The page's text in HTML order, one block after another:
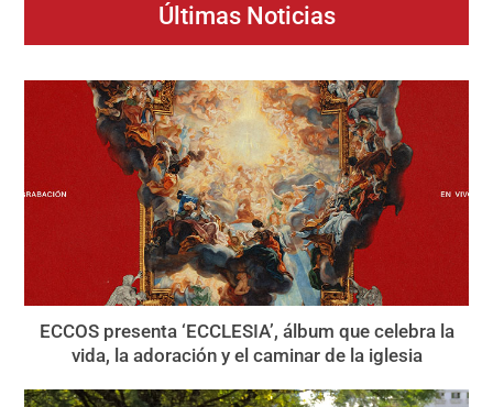
Últimas Noticias
ECCOS presenta ‘ECCLESIA’, álbum que celebra la
vida, la adoración y el caminar de la iglesia